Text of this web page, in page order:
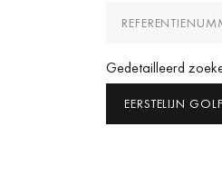
Gedetailleerd
EERSTELIJN GOLF